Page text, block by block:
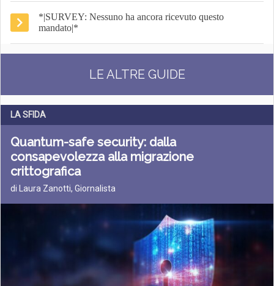
*|SURVEY: Nessuno ha ancora ricevuto questo
mandato|*
LE ALTRE GUIDE
LA SFIDA
Quantum-safe security: dalla
consapevolezza alla migrazione
crittografica
di Laura Zanotti, Giornalista